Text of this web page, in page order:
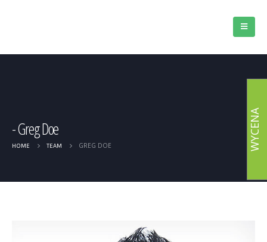
Greg Doe
HOME TEAM GREG DOE WYCENA